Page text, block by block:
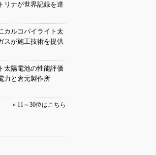
リナが世界記録を達
カルコパイライト太
が施工技術を提供
太陽電池の性能評価
と倉元製作所
» 11～30位はこちら